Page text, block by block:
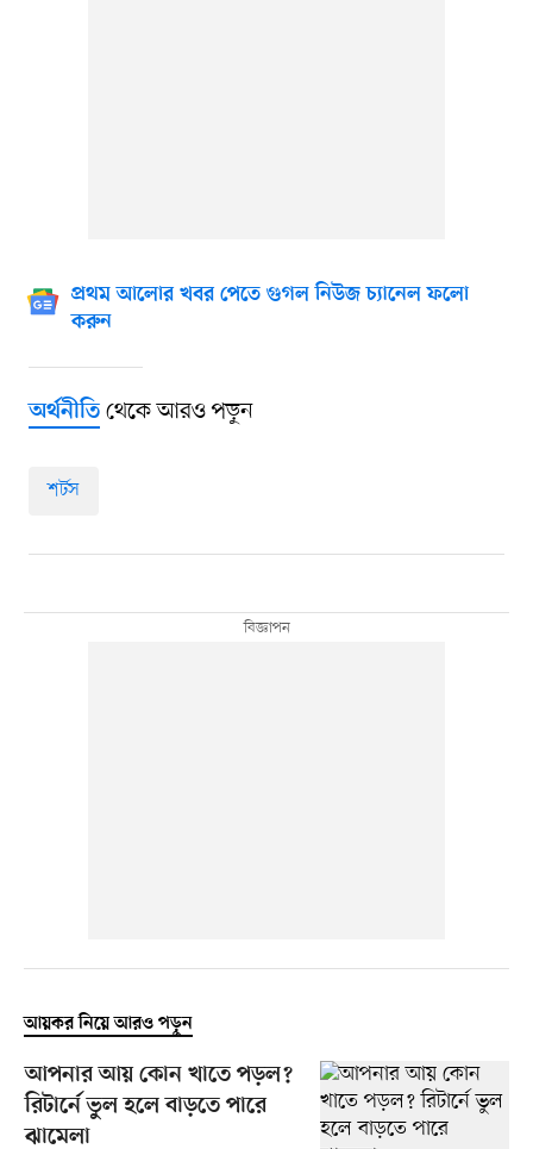
প্রথম আলোর খবর পেতে গুগল নিউজ চ্যানেল ফলো
করুন
অর্থনীতিথেকে আরও পড়ুন
শর্টস
আয়কর নিয়ে আরও পড়ুন
আপনার আয় কোন খাতে পড়ল?
রিটার্নে ভুল হলে বাড়তে পারে
ঝামেলা